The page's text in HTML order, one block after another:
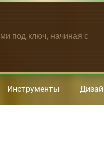
под ключ, начиная с
Инструменты